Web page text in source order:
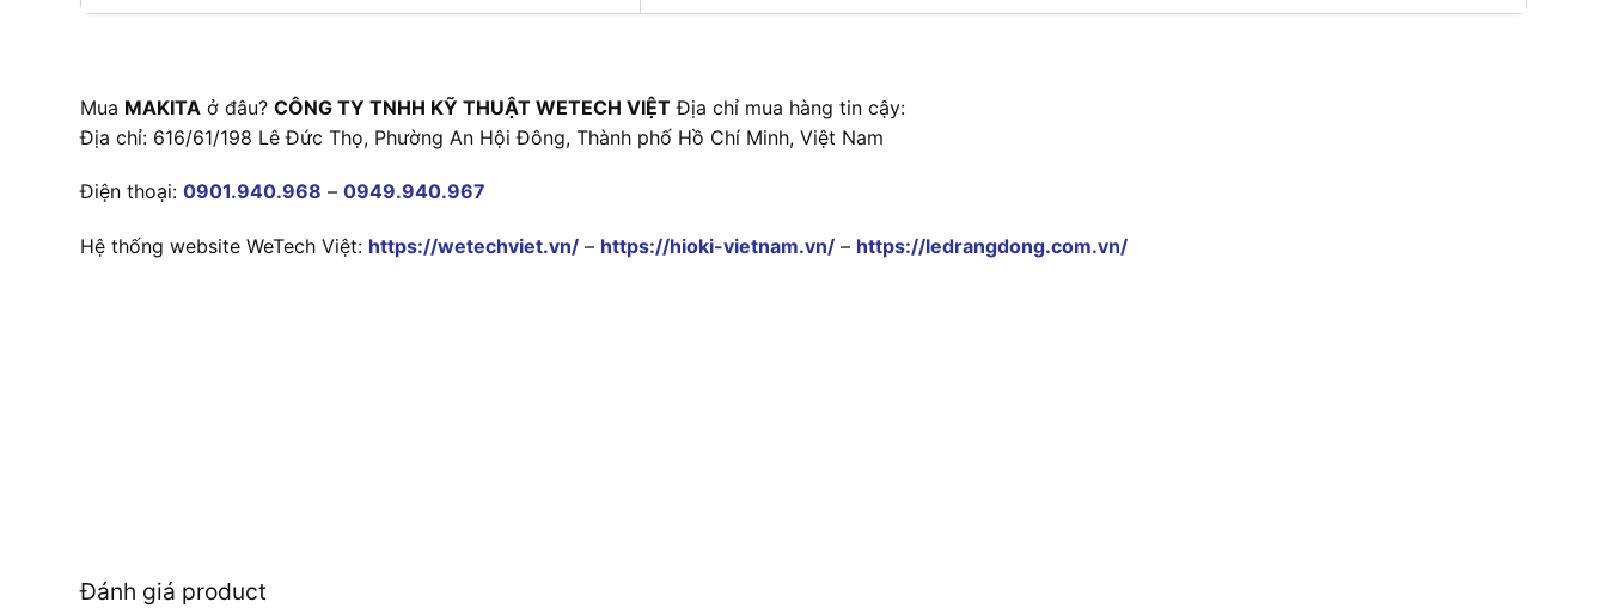
Mua MAKITA ở đâu? CÔNG TY TNHH KỸ THUẬT WETECH VIỆT Địa chỉ mua hàng tin cậy:
Địa chỉ: 616/61/198 Lê Đức Thọ, Phường An Hội Đông, Thành phố Hồ Chí Minh, Việt Nam
Điện thoại: 0901.940.968 – 0949.940.967
Hệ thống website WeTech Việt: https://wetechviet.vn/ – https://hioki-vietnam.vn/ – https://ledrangdong.com.vn/
Đánh giá product